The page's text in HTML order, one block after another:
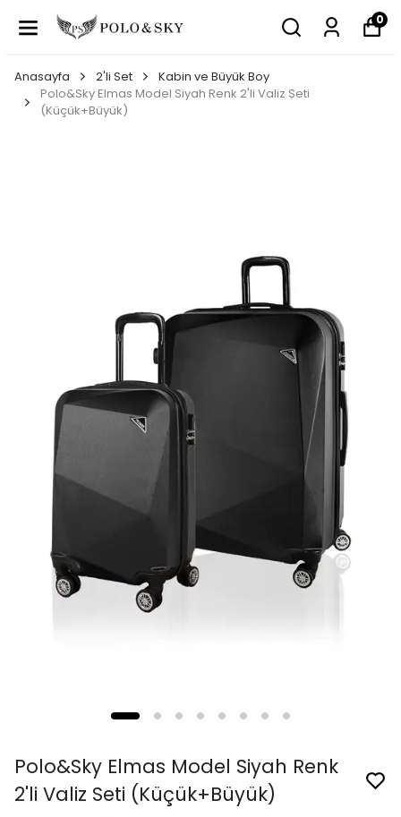
0
Anasayfa 2'li Set
Kabin ve Büyük Boy
Polo&Sky Elmas Model Siyah Renk 2'li Valiz Seti
(Küçük+Büyük)
Polo&Sky Elmas Model Siyah Renk
2'li Valiz Seti (Küçük+Büyük)